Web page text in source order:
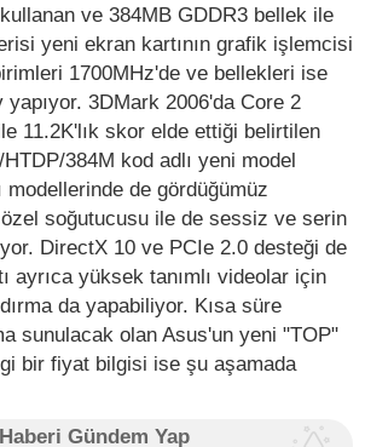
ve 384MB GDDR3 bellek ile
yeni ekran kartının grafik işlemcisi
1700MHz'de ve bellekleri ise
yapıyor. 3DMark 2006'da Core 2
11.2K'lık skor elde ettiği belirtilen
384M kod adlı yeni model
modellerinde de gördüğümüz
soğutucusu ile de sessiz ve serin
DirectX 10 ve PCIe 2.0 desteği de
ayrıca yüksek tanımlı videolar için
da yapabiliyor. Kısa süre
sunulacak olan Asus'un yeni "TOP"
bir fiyat bilgisi ise şu aşamada
Haberi Gündem Yap